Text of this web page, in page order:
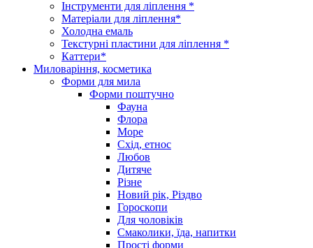
Інструменти для ліплення *
Матеріали для ліплення*
Холодна емаль
Текстурні пластини для ліплення *
Каттери*
Миловаріння, косметика
Форми для мила
Форми поштучно
Фауна
Флора
Море
Схід, етнос
Любов
Дитяче
Різне
Новий рік, Різдво
Гороскопи
Для чоловіків
Смаколики, їда, напитки
Прості форми